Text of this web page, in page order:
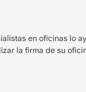
en oficinas lo
la firma de su